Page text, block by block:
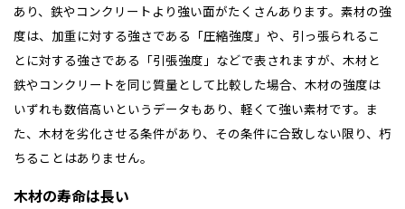
あり、鉄やコンクリートより強い面がたくさんあります。素材の強
度は、加重に対する強さである「圧縮強度」や、引っ張られるこ
とに対する強さである「引張強度」などで表されますが、木材と
鉄やコンクリートを同じ質量として比較した場合、木材の強度は
いずれも数倍高いというデータもあり、軽くて強い素材です。ま
た、木材を劣化させる条件があり、その条件に合致しない限り、朽
ちることはありません。
木材の寿命は長い
全国の展示場
北海道
札幌
東北
お近くのイベント
北海道
札幌
東北